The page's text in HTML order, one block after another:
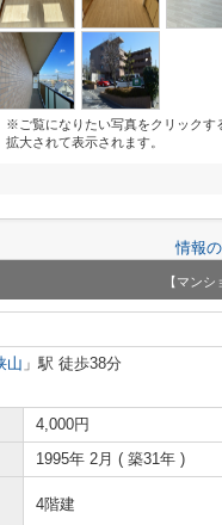
※ご覧になりたい写真をクリックす
拡大されて表示されます。
情報
【マンシ
山 」駅 徒歩38分
4,000円
1995年 2月 ( 築31年 )
4階建